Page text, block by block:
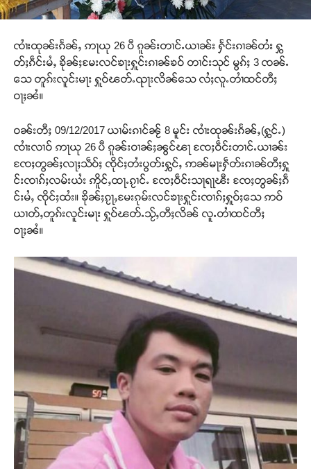
ၸၢႆးထုၼ်းၵႅၼ်ႇ ဢႃယု 26 ပီ ၵူၼ်းတၢင်ႉယၢၼ်း ႁႅင်းၵၢၼ်တႆး ႁွ
တ်ႈၵဵင်းမႆႇ ၶိုၼ်ႈမႄးလင်ၶႃးႁူင်းၵၢၼ်ၶဝ် တၢင်းသုင် မွၵ်ႈ 3 ၸၼ်ႉ
သေ တူၵ်းလူင်းမႃး ႁူဝ်ၽတ်ႉၺႃးလိၼ်သေ လႆႈလူႉတၢႆထင်တီႈ
ဝႃႈၼႆ။
ဝၼ်းတီႈ 09/12/2017 ယၢမ်းၵၢင်ၼႂ် 8 မူင်း ၸၢႆးထုၼ်းၵႅၼ်ႇ(ႁွင်ႉ)
ၸၢႆးလၢဝ် ဢႃယု 26 ပီ ၵူၼ်းဝၢၼ်ႈၼွင်ၽႃ ၸႄႈဝဵင်းတၢင်ႉယၢၼ်း
ၸႄႈတွၼ်ႈလႃႈသဵဝ်ႈ ၸိုင်ႈတႆးပွတ်းႁွင်ႇ ဢၼ်မႃးႁဵတ်းၵၢၼ်တီႈႁူ
င်းၸၢၵ်ႈလမ်းယႆး ဢိူင်ႇထႃႉၵႂၢင်ႉ ၸႄႈဝဵင်းသႃရႃၽီး ၸႄႈတွၼ်ႈၵဵ
င်းမႆႇ ၸိုင်ႈထႆး။ ၶိုၼ်ႈၵႂႃႇမႄးၵုမ်းလင်ၶႃးႁူင်းၸၢၵ်ႈႁူဝ်ႈသေ ဢဝ်
ယၢတ်ႇတူၵ်းလူင်းမႃး ႁူဝ်ၽတ်ႉသႂ်ႇတီႈလိၼ် လူႉတၢႆထင်တီႈ
ဝႃႈၼႆ။